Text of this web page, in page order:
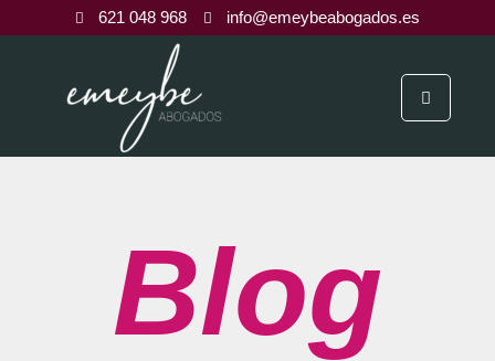
621 048 968 info@emeybeabogados.es
Blog